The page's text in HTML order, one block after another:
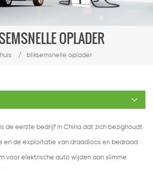
OPLADER
Thuis / bliksemsnelle oplader
de eerste bedrijf in China dat zich bezighoudt
en de exploitatie van draadloos en bedraad
voor elektrische auto wijden aan slimme